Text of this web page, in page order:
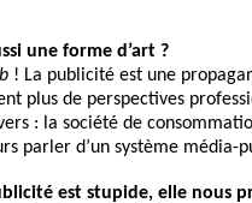
une forme d’art ?
! La publicité est une
plus de perspectives
: la société de
parler d’un système
est stupide, elle